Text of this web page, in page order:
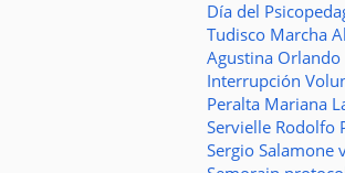
Día del
Tudisco Marcha
Agustina Orlando
Interrupción
Peralta Mariana
Servielle Rodolfo
Sergio Salamone